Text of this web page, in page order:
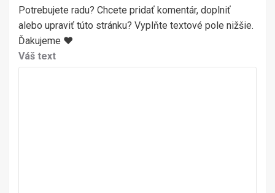
Potrebujete radu? Chcete pridať komentár, doplniť
alebo upraviť túto stránku? Vyplňte textové pole nižšie.
Ďakujeme ♥
Váš text